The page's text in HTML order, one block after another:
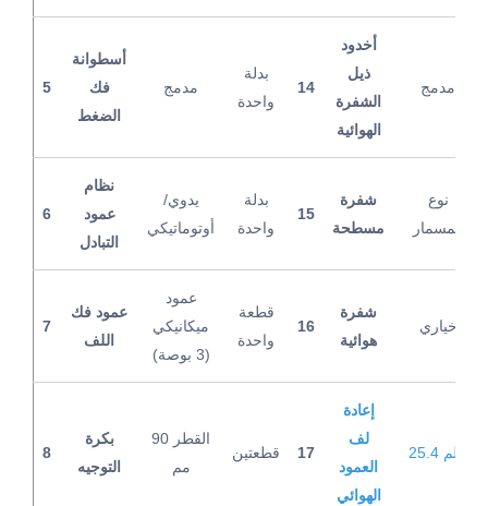
5
أسطوانة
فك
الضغط
مدمج
بدلة
واحدة
14
أخدود
ذيل
الشفرة
الهوائية
مدمج
6
نظام
عمود
التبادل
يدوي/
أوتوماتيكي
بدلة
واحدة
15
شفرة
مسطحة
نوع
المسمار
7
عمود فك
اللف
عمود
ميكانيكي
(3 بوصة)
قطعة
واحدة
16
شفرة
هوائية
خياري
8
بكرة
التوجيه
القطر 90
مم
قطعتين 17
إعادة
لف
العمود
الهوائي
25.4 ملم